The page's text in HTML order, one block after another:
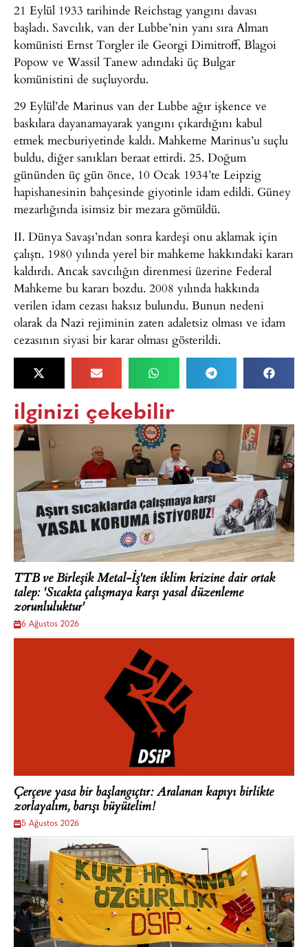
21 Eylül 1933 tarihinde Reichstag yangını davası
başladı. Savcılık, van der Lubbe’nin yanı sıra Alman
komünisti Ernst Torgler ile Georgi Dimitroff, Blagoi
Popow ve Wassil Tanew adındaki üç Bulgar
komünistini de suçluyordu.
29 Eylül’de Marinus van der Lubbe ağır işkence ve
baskılara dayanamayarak yangını çıkardığını kabul
etmek mecburiyetinde kaldı. Mahkeme Marinus’u suçlu
buldu, diğer sanıkları beraat ettirdi. 25. Doğum
gününden üç gün önce, 10 Ocak 1934’te Leipzig
hapishanesinin bahçesinde giyotinle idam edildi. Güney
mezarlığında isimsiz bir mezara gömüldü.
II. Dünya Savaşı’ndan sonra kardeşi onu aklamak için
çalıştı. 1980 yılında yerel bir mahkeme hakkındaki kararı
kaldırdı. Ancak savcılığın direnmesi üzerine Federal
Mahkeme bu kararı bozdu. 2008 yılında hakkında
verilen idam cezası haksız bulundu. Bunun nedeni
olarak da Nazi rejiminin zaten adaletsiz olması ve idam
cezasının siyasi bir karar olması gösterildi.
ilginizi çekebilir
TTB ve Birleşik Metal-İş'ten iklim krizine dair ortak
talep: 'Sıcakta çalışmaya karşı yasal düzenleme
zorunluluktur'
6 Ağustos 2026
Çerçeve yasa bir başlangıçtır: Aralanan kapıyı birlikte
zorlayalım, barışı büyütelim!
5 Ağustos 2026